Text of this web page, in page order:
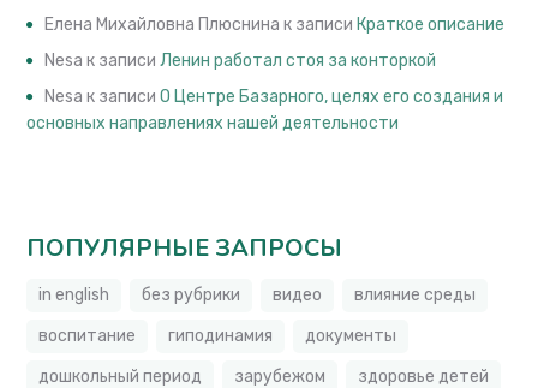
Елена Михайловна Плюснина к записи Краткое описание
Nesa к записиЛенин работал стоя за конторкой
Nesa к записиО Центре Базарного, целях его создания и
основных направлениях нашей деятельности
ПОПУЛЯРНЫЕ ЗАПРОСЫ
in english без рубрики видео
влияние среды
воспитание
гиподинамия
документы
дошкольный период
зарубежом
здоровье детей